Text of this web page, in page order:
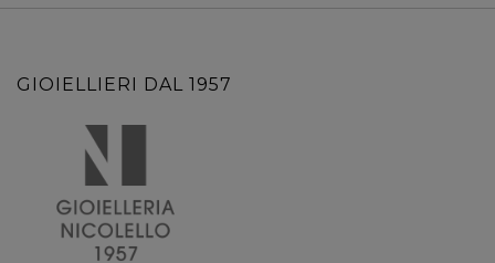
GIOIELLIERI DAL 1957